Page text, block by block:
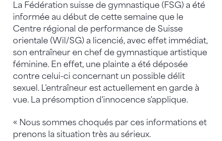
La Fédération suisse de gymnastique (FSG) a été
informée au début de cette semaine que le
Centre régional de performance de Suisse
orientale (Wil/SG) a licencié, avec effet immédiat,
son entraîneur en chef de gymnastique artistique
féminine. En effet, une plainte a été déposée
contre celui-ci concernant un possible délit
sexuel. L'entraîneur est actuellement en garde à
vue. La présomption d'innocence s'applique.
« Nous sommes choqués par ces informations et
prenons la situation très au sérieux.